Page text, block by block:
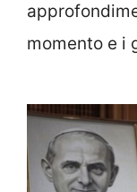
momento e i